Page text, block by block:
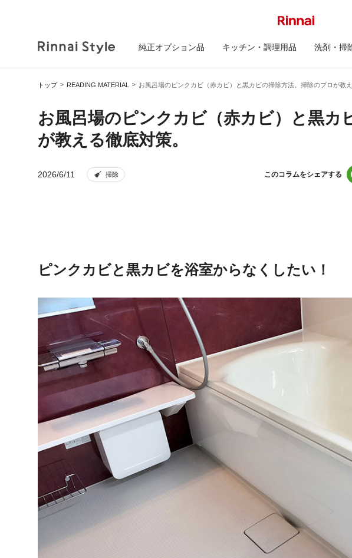
純正オプション品 キッチン・調理用品 洗剤・掃
トップ READING MATERIAL お風呂場のピンクカビ（赤カビ）と黒カビの掃除方法。掃除のプロが教え
お風呂場のピンクカビ（赤カビ）と黒カ
が教える徹底対策。
2026/6/11 掃除 このコラムをシェアする
ピンクカビと黒カビを浴室からなくしたい！